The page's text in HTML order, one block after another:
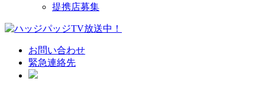
提携店募集
お問い合わせ
緊急連絡先